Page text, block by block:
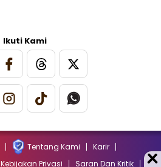
Ikuti Kami
Tentang Kami
Karir
Kebijakan Privasi Saran Dan Kritik